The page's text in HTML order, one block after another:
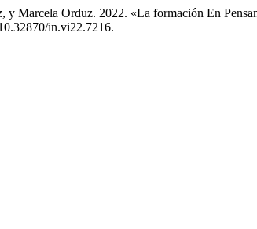
y Marcela Orduz. 2022. «La formación En
in.vi22.7216.